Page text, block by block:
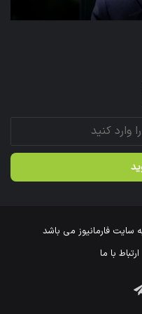
عمومی وزارت بهداشت
فارمانیوز می باشد
ارتباط با ما